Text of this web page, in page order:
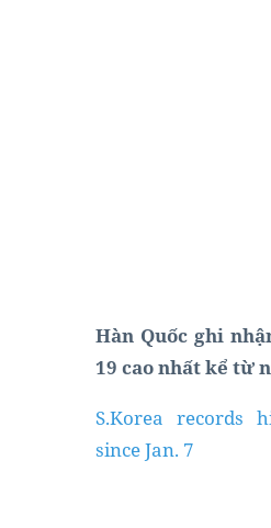
Hàn Quốc ghi
19 cao nhất kể từ
S.Korea records
since Jan. 7